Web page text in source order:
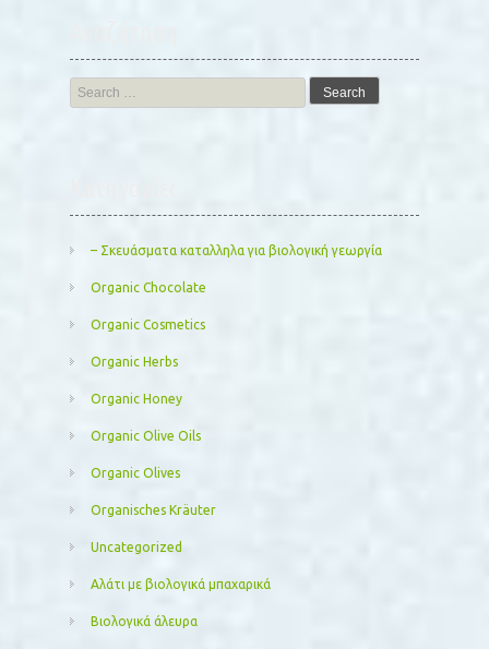
Search
for:
– Σκευάσματα καταλληλα για βιολογική γεωργία
Organic Chocolate
Organic Cosmetics
Organic Herbs
Organic Honey
Organic Olive Oils
Organic Olives
Organisches Kräuter
Uncategorized
Αλάτι με βιολογικά μπαχαρικά
Βιολογικά άλευρα